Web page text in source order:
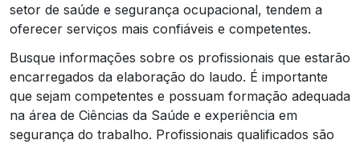
setor de saúde e segurança ocupacional, tendem a
oferecer serviços mais confiáveis e competentes.
Busque informações sobre os profissionais que estarão
encarregados da elaboração do laudo. É importante
que sejam competentes e possuam formação adequada
na área de Ciências da Saúde e experiência em
segurança do trabalho. Profissionais qualificados são